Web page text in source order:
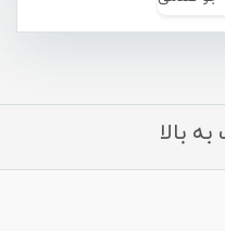
بالا